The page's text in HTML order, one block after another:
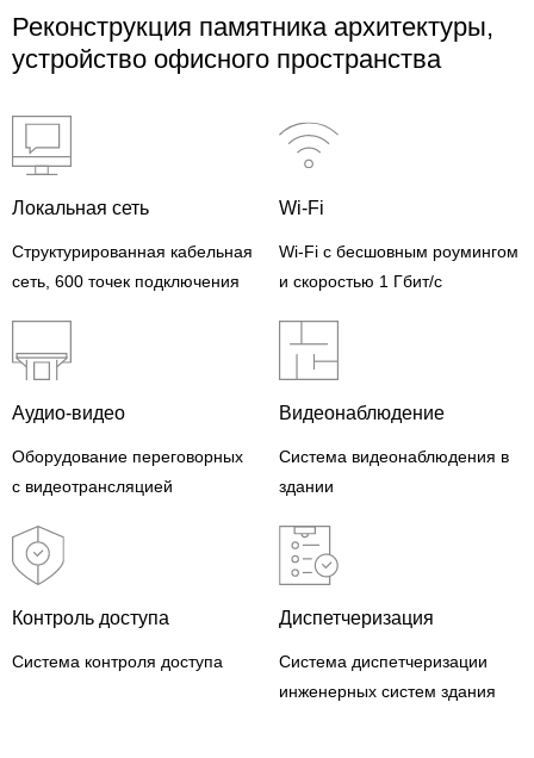
Реконструкция памятника архитектуры,
устройство офисного пространства
Локальная сеть
Структурированная кабельная
сеть, 600 точек подключения
Wi-Fi
Wi-Fi с бесшовным роумингом
и скоростью 1 Гбит/с
Аудио-видео
Оборудование переговорных
с видеотрансляцией
Видеонаблюдение
Система видеонаблюдения в
здании
Контроль доступа
Система контроля доступа
Диспетчеризация
Система диспетчеризации
инженерных систем здания